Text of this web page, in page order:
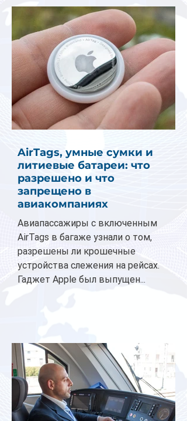
AirTags, умные сумки и
литиевые батареи: что
разрешено и что
запрещено в
авиакомпаниях
Авиапассажиры с включенным
AirTags в багаже узнали о том,
разрешены ли крошечные
устройства слежения на рейсах.
Гаджет Apple был выпущен...